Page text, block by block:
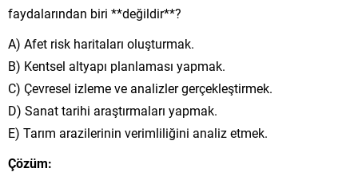
faydalarından biri **değildir**?
A) Afet risk haritaları oluşturmak.
B) Kentsel altyapı planlaması yapmak.
C) Çevresel izleme ve analizler gerçekleştirmek.
D) Sanat tarihi araştırmaları yapmak.
E) Tarım arazilerinin verimliliğini analiz etmek.
Çözüm: